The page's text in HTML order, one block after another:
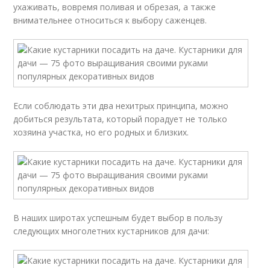
ухаживать, вовремя поливая и обрезая, а также
внимательнее относиться к выбору саженцев.
Если соблюдать эти два нехитрых принципа, можно
добиться результата, который порадует не только
хозяина участка, но его родных и близких.
В наших широтах успешным будет выбор в пользу
следующих многолетних кустарников для дачи: